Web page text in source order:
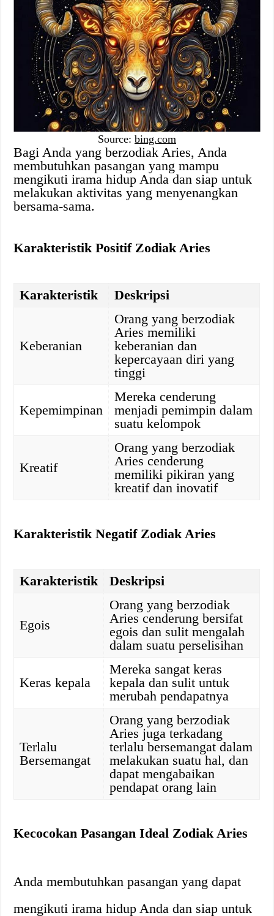
Source: bing.com
Bagi Anda yang berzodiak Aries, Anda
membutuhkan pasangan yang mampu
mengikuti irama hidup Anda dan siap untuk
melakukan aktivitas yang menyenangkan
bersama-sama.
Karakteristik Positif Zodiak Aries
Karakteristik Deskripsi
Keberanian
Orang yang berzodiak
Aries memiliki
keberanian dan
kepercayaan diri yang
tinggi
Kepemimpinan
Mereka cenderung
menjadi pemimpin dalam
suatu kelompok
Kreatif
Orang yang berzodiak
Aries cenderung
memiliki pikiran yang
kreatif dan inovatif
Karakteristik Negatif Zodiak Aries
Karakteristik Deskripsi
Egois
Orang yang berzodiak
Aries cenderung bersifat
egois dan sulit mengalah
dalam suatu perselisihan
Keras kepala
Mereka sangat keras
kepala dan sulit untuk
merubah pendapatnya
Terlalu
Bersemangat
Orang yang berzodiak
Aries juga terkadang
terlalu bersemangat dalam
melakukan suatu hal, dan
dapat mengabaikan
pendapat orang lain
Kecocokan Pasangan Ideal Zodiak Aries
Anda membutuhkan pasangan yang dapat
mengikuti irama hidup Anda dan siap untuk